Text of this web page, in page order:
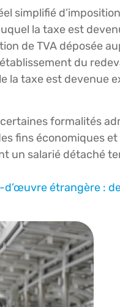
simplifié
la taxe est
de TVA déposée
du
la taxe est devenue
formalités
fins économiques
un salarié détaché
étrangère :